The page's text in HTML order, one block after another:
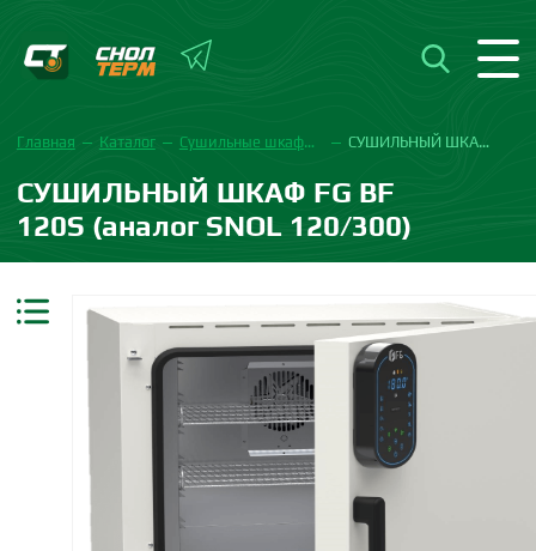
Главная Каталог Сушильные шкафы FG СУШИЛЬНЫЙ ШКАФ FG BF 120S (аналог SNOL 120/300)
СУШИЛЬНЫЙ ШКАФ FG BF
120S (аналог SNOL 120/300)